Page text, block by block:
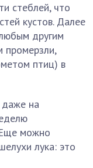
стеблей, что
кустов. Далее
другим
промерзли,
птиц) в
на
можно
лука: это